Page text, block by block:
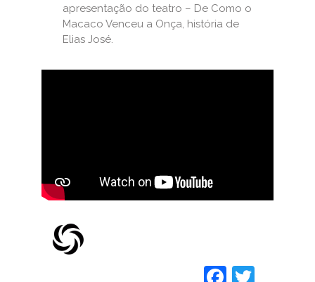
apresentação do teatro – De Como o
Macaco Venceu a Onça, história de
Elias José.